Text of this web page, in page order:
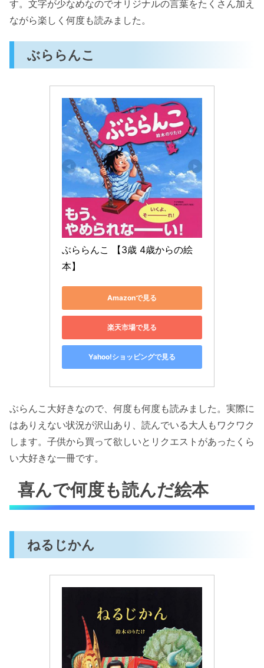
す。文字が少なめなのでオリジナルの言葉をたくさん加え
ながら楽しく何度も読みました。
ぶららんこ
ぶららんこ 【3歳 4歳からの絵
本】
Amazonで見る
楽天市場で見る
Yahoo!ショッピングで見る
ぶらんこ大好きなので、何度も何度も読みました。実際に
はありえない状況が沢山あり、読んでいる大人もワクワク
します。子供から買って欲しいとリクエストがあったくら
い大好きな一冊です。
喜んで何度も読んだ絵本
ねるじかん